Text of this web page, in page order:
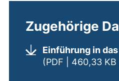
Zugehörige
Einführung in
(PDF | 460,33 KB